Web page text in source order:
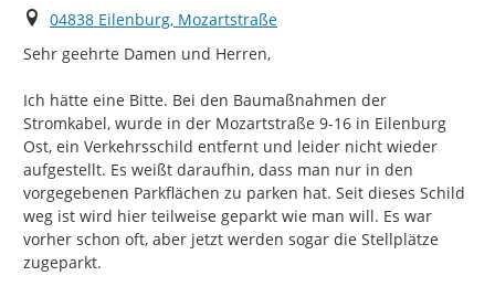
Ort
04838 Eilenburg, Mozartstraße
Sehr geehrte Damen und Herren,
Ich hätte eine Bitte. Bei den Baumaßnahmen der
Stromkabel, wurde in der Mozartstraße 9-16 in Eilenburg
Ost, ein Verkehrsschild entfernt und leider nicht wieder
aufgestellt. Es weißt daraufhin, dass man nur in den
vorgegebenen Parkflächen zu parken hat. Seit dieses Schild
weg ist wird hier teilweise geparkt wie man will. Es war
vorher schon oft, aber jetzt werden sogar die Stellplätze
zugeparkt.